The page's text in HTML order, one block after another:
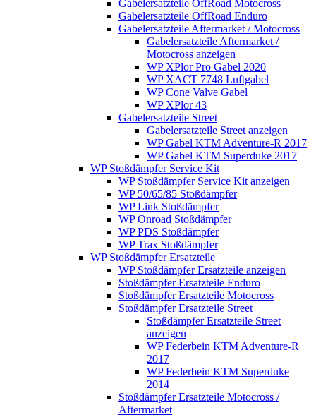
Gabelersatzteile OffRoad Motocross
Gabelersatzteile OffRoad Enduro
Gabelersatzteile Aftermarket / Motocross
Gabelersatzteile Aftermarket /
Motocross anzeigen
WP XPlor Pro Gabel 2020
WP XACT 7748 Luftgabel
WP Cone Valve Gabel
WP XPlor 43
Gabelersatzteile Street
Gabelersatzteile Street anzeigen
WP Gabel KTM Adventure-R 2017
WP Gabel KTM Superduke 2017
WP Stoßdämpfer Service Kit
WP Stoßdämpfer Service Kit anzeigen
WP 50/65/85 Stoßdämpfer
WP Link Stoßdämpfer
WP Onroad Stoßdämpfer
WP PDS Stoßdämpfer
WP Trax Stoßdämpfer
WP Stoßdämpfer Ersatzteile
WP Stoßdämpfer Ersatzteile anzeigen
Stoßdämpfer Ersatzteile Enduro
Stoßdämpfer Ersatzteile Motocross
Stoßdämpfer Ersatzteile Street
Stoßdämpfer Ersatzteile Street
anzeigen
WP Federbein KTM Adventure-R
2017
WP Federbein KTM Superduke
2014
Stoßdämpfer Ersatzteile Motocross /
Aftermarket